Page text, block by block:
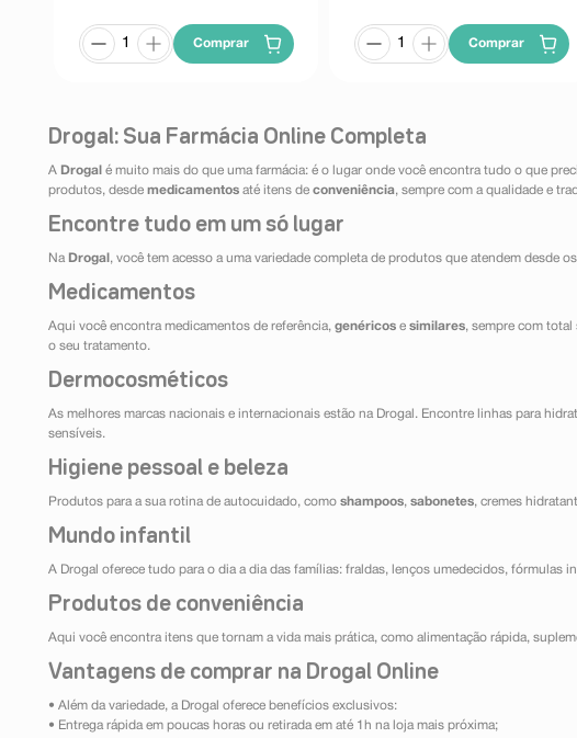
Comprar Comprar
Drogal: Sua Farmácia Online Completa
A Drogal é muito mais do que uma farmácia: é o lugar onde você encontra tudo o que
produtos, desde medicamentos até itens de conveniência, sempre com a qualidade e
Encontre tudo em um só lugar
Na Drogal , você tem acesso a uma variedade completa de produtos que atendem desde
Medicamentos
Aqui você encontra medicamentos de referência, genéricos e similares, sempre com total
o seu tratamento.
Dermocosméticos
As melhores marcas nacionais e internacionais estão na Drogal. Encontre linhas para
sensíveis.
Higiene pessoal e beleza
Produtos para a sua rotina de autocuidado, como shampoos, sabonetes, cremes
Mundo infantil
A Drogal oferece tudo para o dia a dia das famílias: fraldas, lenços umedecidos, fórmulas
Produtos de conveniência
Aqui você encontra itens que tornam a vida mais prática, como alimentação rápida,
Vantagens de comprar na Drogal Online
• Além da variedade, a Drogal oferece benefícios exclusivos:
• Entrega rápida em poucas horas ou retirada em até 1h na loja mais próxima;